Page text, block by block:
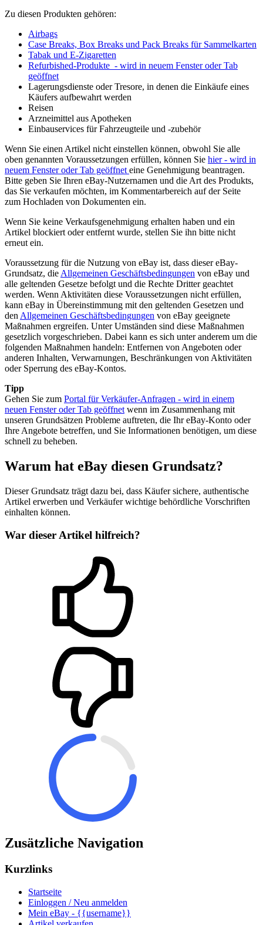
Zu diesen Produkten gehören:
Airbags
Case Breaks, Box Breaks und Pack Breaks für Sammelkarten
Tabak und E-Zigaretten
Refurbished-Produkte - wird in neuem Fenster oder Tab
geöffnet
Lagerungsdienste oder Tresore, in denen die Einkäufe eines
Käufers aufbewahrt werden
Reisen
Arzneimittel aus Apotheken
Einbauservices für Fahrzeugteile und -zubehör
Wenn Sie einen Artikel nicht einstellen können, obwohl Sie alle
oben genannten Voraussetzungen erfüllen, können Sie hier- wird in
neuem Fenster oder Tab geöffnet eine Genehmigung beantragen.
Bitte geben Sie Ihren eBay-Nutzernamen und die Art des Produkts,
das Sie verkaufen möchten, im Kommentarbereich auf der Seite
zum Hochladen von Dokumenten ein.
Wenn Sie keine Verkaufsgenehmigung erhalten haben und ein
Artikel blockiert oder entfernt wurde, stellen Sie ihn bitte nicht
erneut ein.
Voraussetzung für die Nutzung von eBay ist, dass dieser eBay-
Grundsatz, die Allgemeinen Geschäftsbedingungen von eBay und
alle geltenden Gesetze befolgt und die Rechte Dritter geachtet
werden. Wenn Aktivitäten diese Voraussetzungen nicht erfüllen,
kann eBay in Übereinstimmung mit den geltenden Gesetzen und
den Allgemeinen Geschäftsbedingungen von eBay geeignete
Maßnahmen ergreifen. Unter Umständen sind diese Maßnahmen
gesetzlich vorgeschrieben. Dabei kann es sich unter anderem um die
folgenden Maßnahmen handeln: Entfernen von Angeboten oder
anderen Inhalten, Verwarnungen, Beschränkungen von Aktivitäten
oder Sperrung des eBay-Kontos.
Tipp
Gehen Sie zum Portal für Verkäufer-Anfragen - wird in einem
neuen Fenster oder Tab geöffnet wenn im Zusammenhang mit
unseren Grundsätzen Probleme auftreten, die Ihr eBay-Konto oder
Ihre Angebote betreffen, und Sie Informationen benötigen, um diese
schnell zu beheben.
Warum hat eBay diesen Grundsatz?
Dieser Grundsatz trägt dazu bei, dass Käufer sichere, authentische
Artikel erwerben und Verkäufer wichtige behördliche Vorschriften
einhalten können.
War dieser Artikel hilfreich?
Zusätzliche Navigation
Kurzlinks
Startseite
Einloggen / Neu anmelden
Mein eBay - {{username}}